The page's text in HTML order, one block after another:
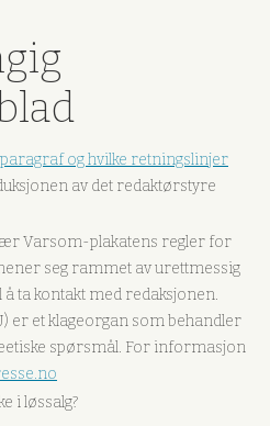
og hvilke retningslinjer
av det redaktørstyre
Varsom-plakatens regler for
seg rammet av urettmessig
ta kontakt med redaksjonen.
er et klageorgan som behandler
spørsmål. For informasjon
i løssalg?